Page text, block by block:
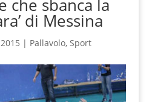
che sbanca la
di Messina
| Pallavolo, Sport